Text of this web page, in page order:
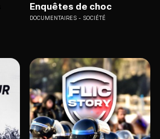
Enquêtes de choc
DOCUMENTAIRES SOCIÉTÉ